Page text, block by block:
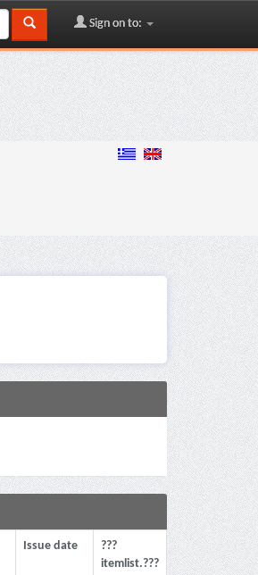
Sign on to:
Issue date
???
itemlist.???